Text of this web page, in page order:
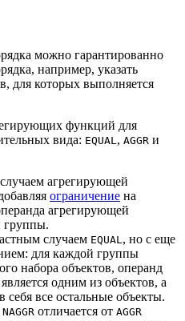
можно гарантированно
например, указать
для которых выполняется
функций для
вида: EQUAL , AGGR и
агрегирующей
ограничение на
агрегирующей
группы.
случаем EQUAL , но с еще
для каждой группы
набора объектов, операнд
одним из объектов, а
все остальные объекты.
NAGGR отличается от AGGR